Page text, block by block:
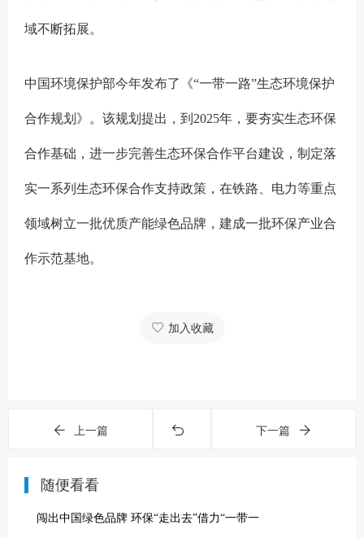
域不断拓展。
中国环境保护部今年发布了《“一带一路”生态环境保护
合作规划》。该规划提出，到2025年，要夯实生态环保
合作基础，进一步完善生态环保合作平台建设，制定落
实一系列生态环保合作支持政策，在铁路、电力等重点
领域树立一批优质产能绿色品牌，建成一批环保产业合
作示范基地。
加入收藏
上一篇 下一篇
随便看看
闯出中国绿色品牌 环保“走出去”借力“一带一